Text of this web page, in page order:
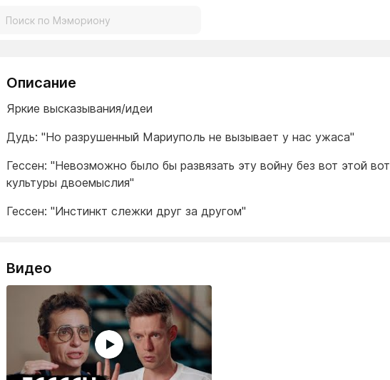
Описание
Яркие высказывания/идеи
Дудь: "Но разрушенный Мариуполь не вызывает у нас ужаса"
Гессен: "Невозможно было бы развязать эту войну без вот этой вот
культуры двоемыслия"
Гессен: "Инстинкт слежки друг за другом"
Видео